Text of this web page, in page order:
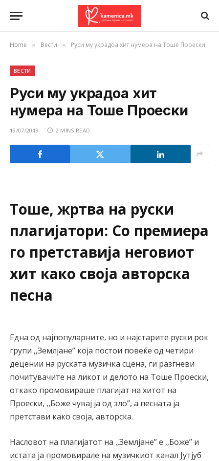
Home » Вести » Руси му украдоа хит нумера на Тоше Проески
ВЕСТИ
Руси му украдоа хит
нумера на Тоше Проески
19/07/2019 2 MINS READ
Тоше, жртва на руски
плагијатори: Со премиера
го претставија неговиот
хит како своја авторска
песна
Една од најпопуларните, но и најстарите руски рок
групи ,,Землјане” која постои повеќе од четири
децении на руската музичка сцена, ги разгневи
почитувачите на ликот и делото на Тоше Проески,
откако промовираше плагијат на хитот на
Проески, ,,Боже чувај ја од зло”, а песната ја
претстави како своја, авторска.
Насловот на плагијатот на ,,Землјане” е ,,Боже” и
истата ја промовирале на музичкиот канал Јутјуб